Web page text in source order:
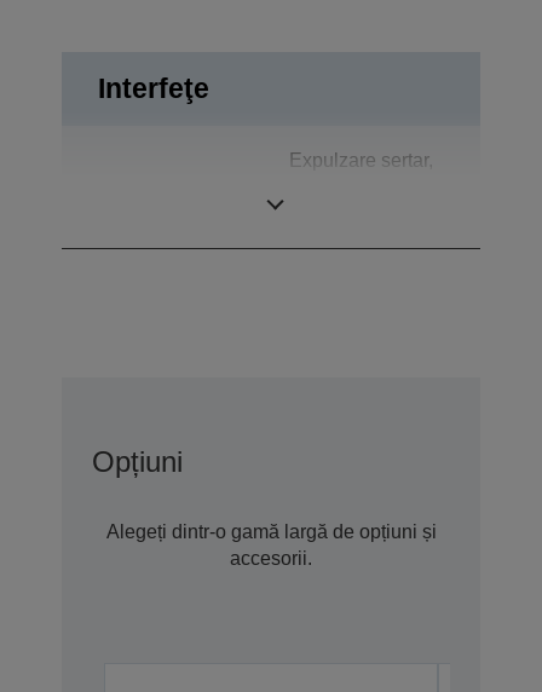
Interfeţe
Expulzare sertar,
Opțiuni
Alegeți dintr-o gamă largă de opțiuni și
accesorii.